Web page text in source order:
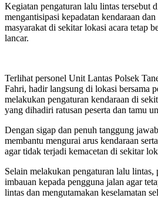
Kegiatan pengaturan lalu lintas tersebut
mengantisipasi kepadatan kendaraan
masyarakat di sekitar lokasi acara tetap
lancar.
Terlihat personel Unit Lantas Polsek
Fahri, hadir langsung di lokasi bersama
melakukan pengaturan kendaraan di
yang dihadiri ratusan peserta dan tamu
Dengan sigap dan penuh tanggung
membantu mengurai arus kendaraan
agar tidak terjadi kemacetan di sekitar
Selain melakukan pengaturan lalu lintas,
imbauan kepada pengguna jalan agar
lintas dan mengutamakan keselamatan